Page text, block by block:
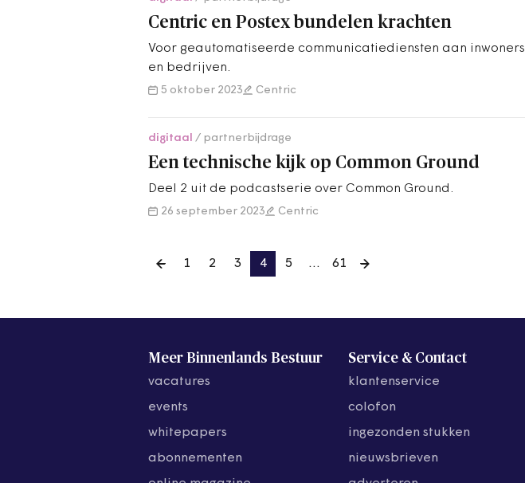
Centric en Postex bundelen krachten
Voor geautomatiseerde communicatiediensten aan inwoners
en bedrijven.
5 oktober 2023 Centric
digitaal partnerbijdrage
Een technische kijk op Common Ground
Deel 2 uit de podcastserie over Common Ground.
26 september 2023 Centric
1 2 3 4 5 … 61
Meer Binnenlands Bestuur
vacatures
events
whitepapers
abonnementen
Service & Contact
klantenservice
colofon
ingezonden stukken
nieuwsbrieven